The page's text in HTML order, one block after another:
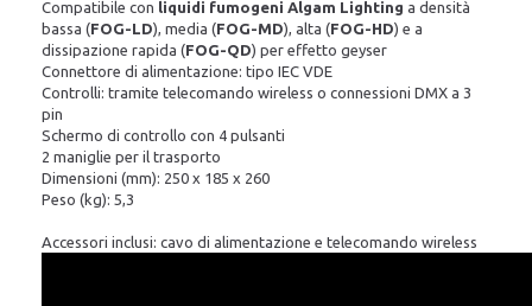
Compatibile con liquidi fumogeni Algam Lighting a densità
bassa (FOG-LD), media (FOG-MD), alta (FOG-HD) e a
dissipazione rapida (FOG-QD) per effetto geyser
Connettore di alimentazione: tipo IEC VDE
Controlli: tramite telecomando wireless o connessioni DMX a 3
pin
Schermo di controllo con 4 pulsanti
2 maniglie per il trasporto
Dimensioni (mm): 250 x 185 x 260
Peso (kg): 5,3
Accessori inclusi: cavo di alimentazione e telecomando wireless